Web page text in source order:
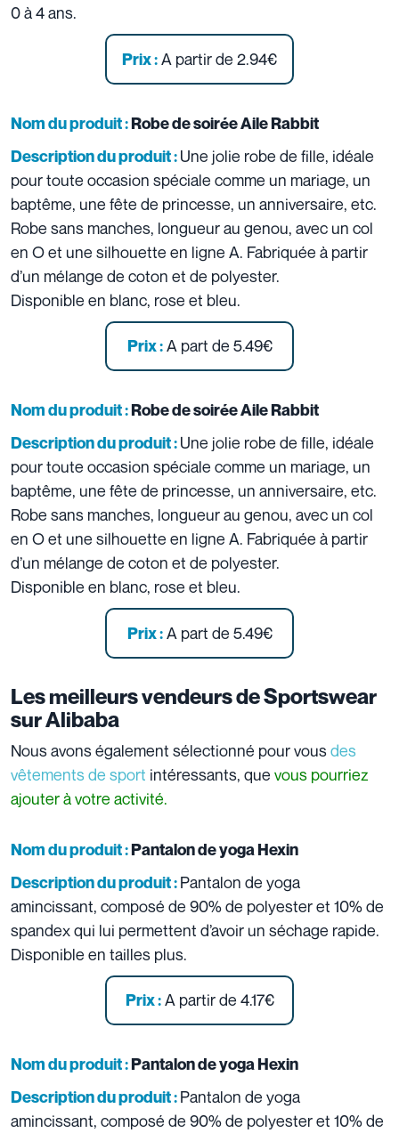
0 à 4 ans.
Prix :A partir de 2.94€
Nom du produit :Robe de soirée Aile Rabbit
Description du produit :Une jolie robe de fille, idéale
pour toute occasion spéciale comme un mariage, un
baptême, une fête de princesse, un anniversaire, etc.
Robe sans manches, longueur au genou, avec un col
en O et une silhouette en ligne A. Fabriquée à partir
d’un mélange de coton et de polyester.
Disponible en blanc, rose et bleu.
Prix :A part de 5.49€
Nom du produit :Robe de soirée Aile Rabbit
Description du produit :Une jolie robe de fille, idéale
pour toute occasion spéciale comme un mariage, un
baptême, une fête de princesse, un anniversaire, etc.
Robe sans manches, longueur au genou, avec un col
en O et une silhouette en ligne A. Fabriquée à partir
d’un mélange de coton et de polyester.
Disponible en blanc, rose et bleu.
Prix :A part de 5.49€
Les meilleurs vendeurs de Sportswear
sur Alibaba
Nous avons également sélectionné pour vousdes
vêtements de sport intéressants, que vous pourriez
ajouter à votre activité.
Nom du produit :Pantalon de yoga Hexin
Description du produit :Pantalon de yoga
amincissant, composé de 90% de polyester et 10% de
spandex qui lui permettent d’avoir un séchage rapide.
Disponible en tailles plus.
Prix :A partir de 4.17€
Nom du produit :Pantalon de yoga Hexin
Description du produit :Pantalon de yoga
amincissant, composé de 90% de polyester et 10% de